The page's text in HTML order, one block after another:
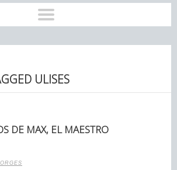
ULISES
DE MAX, EL MAESTRO